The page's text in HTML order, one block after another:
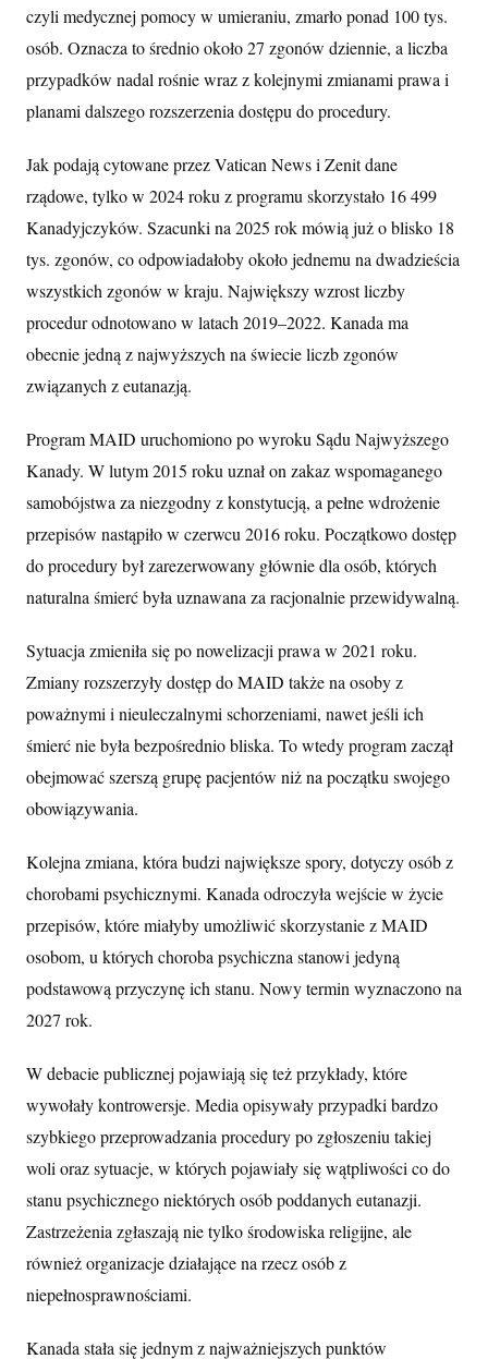
czyli medycznej pomocy w umieraniu, zmarło ponad 100 tys.
osób. Oznacza to średnio około 27 zgonów dziennie, a liczba
przypadków nadal rośnie wraz z kolejnymi zmianami prawa i
planami dalszego rozszerzenia dostępu do procedury.
Jak podają cytowane przez Vatican News i Zenit dane
rządowe, tylko w 2024 roku z programu skorzystało 16 499
Kanadyjczyków. Szacunki na 2025 rok mówią już o blisko 18
tys. zgonów, co odpowiadałoby około jednemu na dwadzieścia
wszystkich zgonów w kraju. Największy wzrost liczby
procedur odnotowano w latach 2019–2022. Kanada ma
obecnie jedną z najwyższych na świecie liczb zgonów
związanych z eutanazją.
Program MAID uruchomiono po wyroku Sądu Najwyższego
Kanady. W lutym 2015 roku uznał on zakaz wspomaganego
samobójstwa za niezgodny z konstytucją, a pełne wdrożenie
przepisów nastąpiło w czerwcu 2016 roku. Początkowo dostęp
do procedury był zarezerwowany głównie dla osób, których
naturalna śmierć była uznawana za racjonalnie przewidywalną.
Sytuacja zmieniła się po nowelizacji prawa w 2021 roku.
Zmiany rozszerzyły dostęp do MAID także na osoby z
poważnymi i nieuleczalnymi schorzeniami, nawet jeśli ich
śmierć nie była bezpośrednio bliska. To wtedy program zaczął
obejmować szerszą grupę pacjentów niż na początku swojego
obowiązywania.
Kolejna zmiana, która budzi największe spory, dotyczy osób z
chorobami psychicznymi. Kanada odroczyła wejście w życie
przepisów, które miałyby umożliwić skorzystanie z MAID
osobom, u których choroba psychiczna stanowi jedyną
podstawową przyczynę ich stanu. Nowy termin wyznaczono na
2027 rok.
W debacie publicznej pojawiają się też przykłady, które
wywołały kontrowersje. Media opisywały przypadki bardzo
szybkiego przeprowadzania procedury po zgłoszeniu takiej
woli oraz sytuacje, w których pojawiały się wątpliwości co do
stanu psychicznego niektórych osób poddanych eutanazji.
Zastrzeżenia zgłaszają nie tylko środowiska religijne, ale
również organizacje działające na rzecz osób z
niepełnosprawnościami.
Kanada stała się jednym z najważniejszych punktów